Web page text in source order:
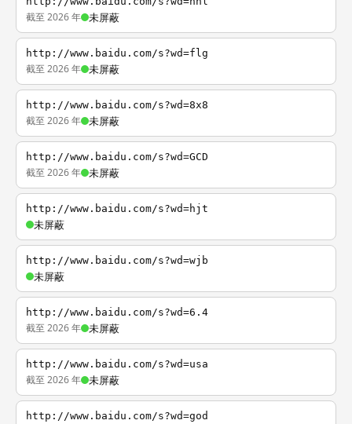
截至 2026 年 未屏蔽
http://www.baidu.com/s?wd=flg
截至 2026 年 未屏蔽
http://www.baidu.com/s?wd=8x8
截至 2026 年 未屏蔽
http://www.baidu.com/s?wd=GCD
截至 2026 年 未屏蔽
http://www.baidu.com/s?wd=hjt
未屏蔽
http://www.baidu.com/s?wd=wjb
未屏蔽
http://www.baidu.com/s?wd=6.4
截至 2026 年 未屏蔽
http://www.baidu.com/s?wd=usa
截至 2026 年 未屏蔽
http://www.baidu.com/s?wd=god